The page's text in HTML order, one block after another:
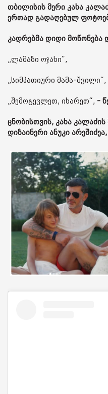
თბილისის მერი კახა
ერთად გადაღებულ
კადრებმა დიდი მოწონება
„ლამაზი ოჯახი“,
„სიმპათიური მამა-შვილი“,
„შემოგევლეთ, იხარეთ“, -
ცნობისთვის, კახა
დიზაინერი ანუკი